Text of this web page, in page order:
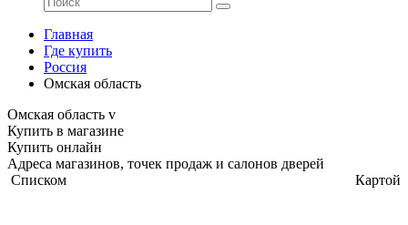
Главная
Где купить
Россия
Омская область
Омская область v
Купить в магазине
Купить онлайн
Адреса магазинов, точек продаж и салонов дверей
Списком
Картой